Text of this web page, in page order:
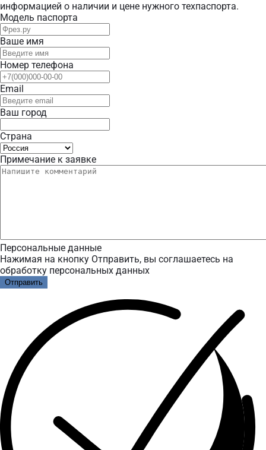
информацией о наличии и цене нужного техпаспорта.
Модель паспорта
Ваше имя
Номер телефона
Email
Ваш город
Страна
Примечание к заявке
Персональные данные
Нажимая на кнопку Отправить, вы соглашаетесь на
обработку персональных данных
Отправить